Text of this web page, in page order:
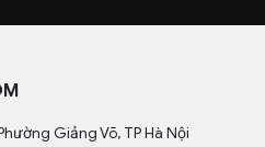
Giảng Võ, TP Hà Nội